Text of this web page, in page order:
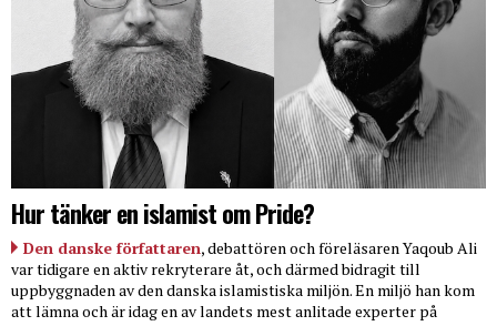
Hur tänker en islamist om Pride?
Den danske författaren, debattören och föreläsaren Yaqoub Ali
var tidigare en aktiv rekryterare åt, och därmed bidragit till
uppbyggnaden av den danska islamistiska miljön. En miljö han kom
att lämna och är idag en av landets mest anlitade experter på